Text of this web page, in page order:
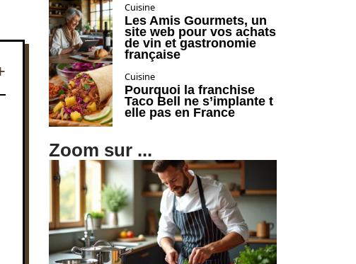
Cuisine
Les Amis Gourmets, un
site web pour vos achats
de vin et gastronomie
française
Cuisine
Pourquoi la franchise
Taco Bell ne s’implante t
elle pas en France
Zoom sur ...